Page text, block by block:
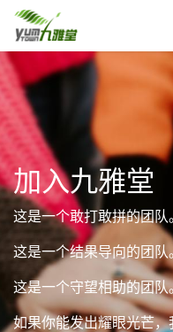
跳至内容
加入九雅堂
这是一个敢打敢拼的团队。
这是一个结果导向的团
这是一个守望相助的团
如果你能发出耀眼光芒